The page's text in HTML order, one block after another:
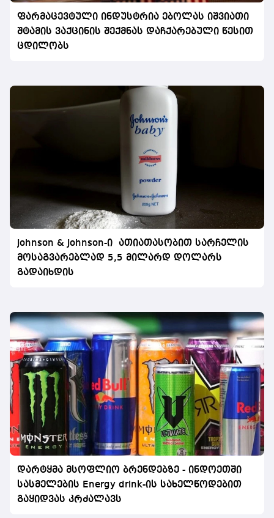
ფარმაცევტული ინდუსტრია ებოლას იშვიათი
შტამის ვაქცინის შექმნას დაჩქარებული წესით
ცდილობს
Johnson & Johnson-ი ათიათასობით სარჩელის
მოსაგვარებლად 5,5 მილარდ დოლარს
გადაიხდის
დარტყმა მსოფლიო ბრენდებზე - ინდოეთში
სასმელების Energy drink-ის სახელწოდებით
გაყიდვას კრძალავს